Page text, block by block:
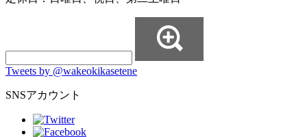
Tweets by @wakeokikasetene
SNSアカウント